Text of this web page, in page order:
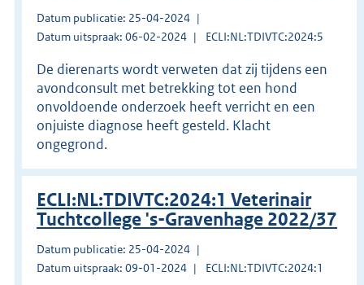
Datum publicatie: 25-04-2024
Datum uitspraak: 06-02-2024
ECLI:NL:TDIVTC:2024:5
De dierenarts wordt verweten dat zij tijdens een
avondconsult met betrekking tot een hond
onvoldoende onderzoek heeft verricht en een
onjuiste diagnose heeft gesteld. Klacht
ongegrond.
ECLI:NL:TDIVTC:2024:1 Veterinair
Tuchtcollege 's-Gravenhage 2022/37
Datum publicatie: 25-04-2024
Datum uitspraak: 09-01-2024
ECLI:NL:TDIVTC:2024:1